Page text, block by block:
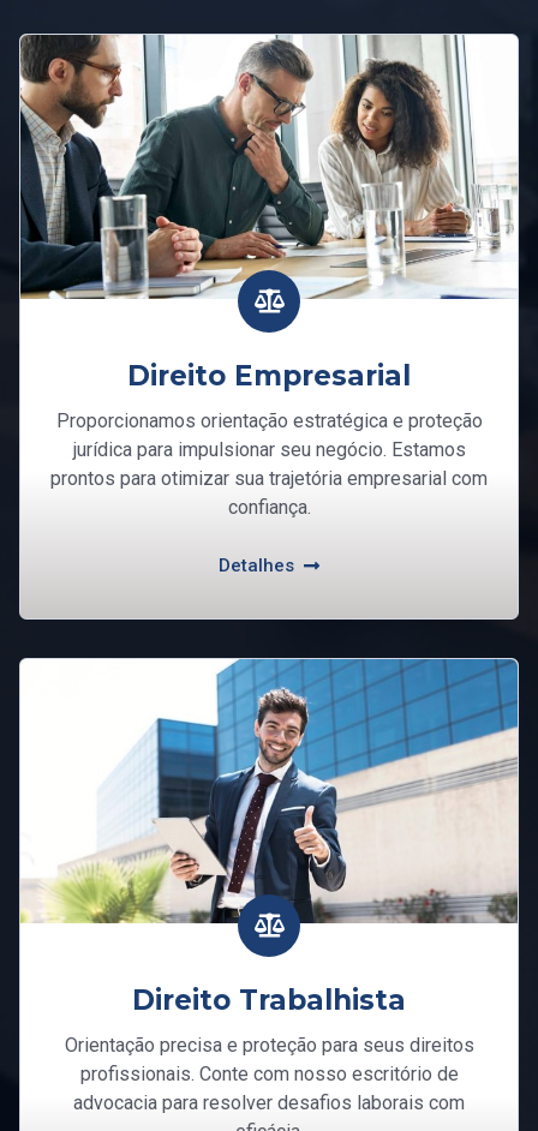
Direito Empresarial
Proporcionamos orientação estratégica e proteção
jurídica para impulsionar seu negócio. Estamos
prontos para otimizar sua trajetória empresarial com
confiança.
Detalhes
Direito Trabalhista
Orientação precisa e proteção para seus direitos
profissionais. Conte com nosso escritório de
advocacia para resolver desafios laborais com